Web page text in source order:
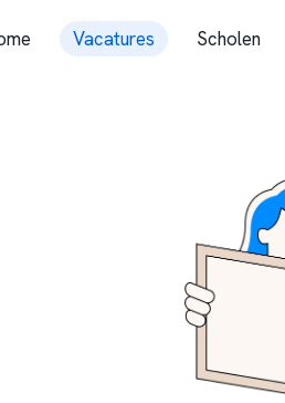
Vacatures Scholen